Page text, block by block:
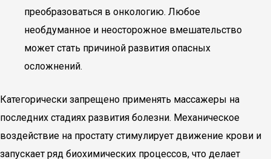
преобразоваться в онкологию. Любое
необдуманное и неосторожное вмешательство
может стать причиной развития опасных
осложнений.
Категорически запрещено применять массажеры на
последних стадиях развития болезни. Механическое
воздействие на простату стимулирует движение крови и
запускает ряд биохимических процессов, что делает